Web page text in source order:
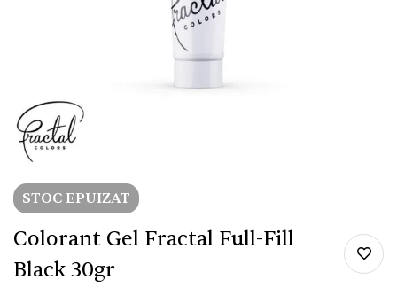
STOC EPUIZAT
Colorant Gel Fractal Full-Fill
Black 30gr